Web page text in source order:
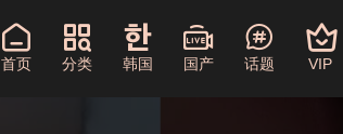
首页 分类 韩国 国产 话题 VIP